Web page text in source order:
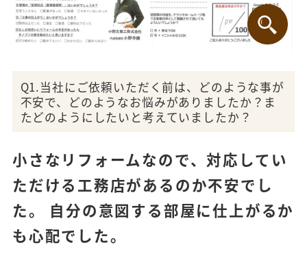
Q1.当社にご依頼いただく前は、どのような事が
不安で、どのようなお悩みがありましたか？ま
たどのようにしたいと考えていましたか？
小さなリフォームなので、対応してい
ただける工務店があるのか不安でし
た。 自分の意図する部屋に仕上がるか
も心配でした。